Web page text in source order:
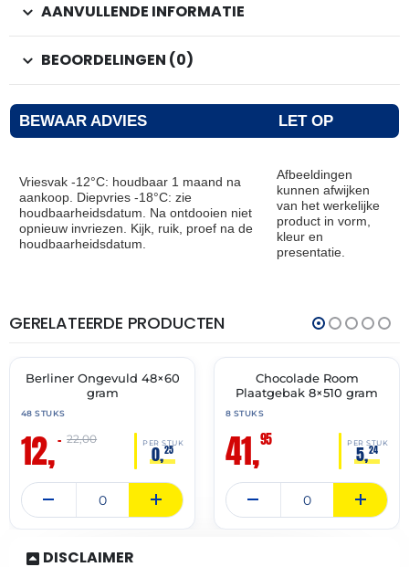
AANVULLENDE INFORMATIE
BEOORDELINGEN (0)
BEWAAR ADVIES LET OP
Vriesvak -12°C: houdbaar 1 maand na
aankoop. Diepvries -18°C: zie
houdbaarheidsdatum. Na ontdooien niet
opnieuw invriezen. Kijk, ruik, proef na de
houdbaarheidsdatum.
Afbeeldingen
kunnen afwijken
van het werkelijke
product in vorm,
kleur en
presentatie.
GERELATEERDE PRODUCTEN
🔥 OP=OP
THT:
30-
Berliner Ongevuld 48×60
gram
48 STUKS
12,– PER STUK
0,25
22,00
✓ VAST ASSORTIMENT
Chocolade Room
Plaatgebak 8×510 gram
8 STUKS
41,95 PER STUK
5,24
DISCLAIMER